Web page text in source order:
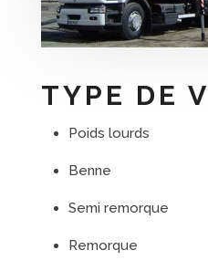
TYPE DE
Poids lourds
Benne
Semi remorque
Remorque